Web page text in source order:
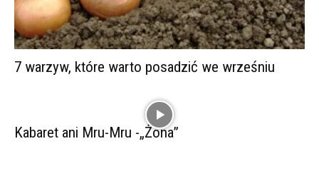
7 warzyw, które warto posadzić we wrześniu
Kabaret ani Mru-Mru -„Żona”